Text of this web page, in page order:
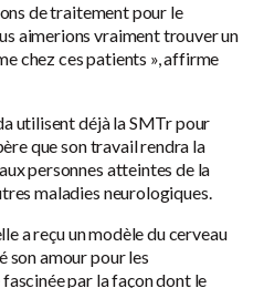
de traitement pour le
aimerions vraiment trouver un
chez ces patients », affirme
utilisent déjà la SMTr pour
que son travail rendra la
personnes atteintes de la
maladies neurologiques.
a reçu un modèle du cerveau
son amour pour les
par la façon dont le